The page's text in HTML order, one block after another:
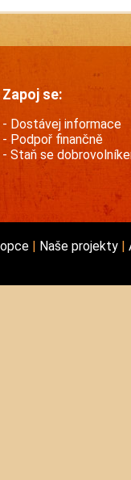
Zapoj se:
Dostávej informace
Podpoř finančně
Staň se
Naše projekty